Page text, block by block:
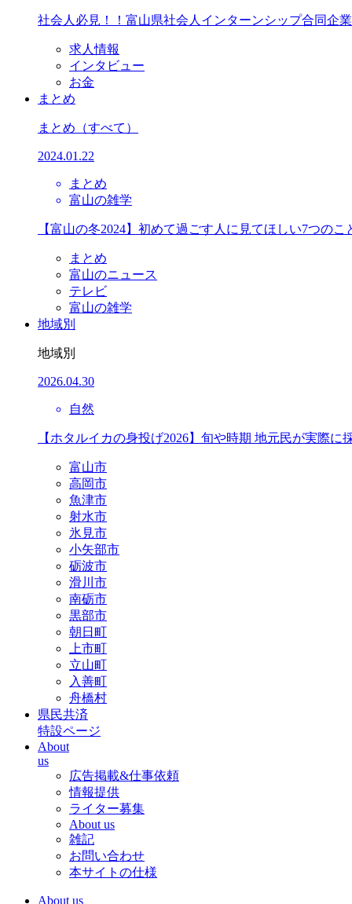
社会人必見！！富山県社会人インターンシップ合同企
求人情報
インタビュー
お金
まとめ
まとめ （すべて）
2024.01.22
まとめ
富山の雑学
【富山の冬2024】初めて過ごす人に見てほしい7つのこ
まとめ
富山のニュース
テレビ
富山の雑学
地域別
地域別
2026.04.30
自然
【ホタルイカの身投げ2026】旬や時期 地元民が実際に
富山市
高岡市
魚津市
射水市
氷見市
小矢部市
砺波市
滑川市
南砺市
黒部市
朝日町
上市町
立山町
入善町
舟橋村
県民共済
特設ページ
About
us
広告掲載&仕事依頼
情報提供
ライター募集
About us
雑記
お問い合わせ
本サイトの仕様
About us